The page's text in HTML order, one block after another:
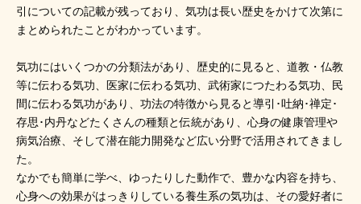
引についての記載が残っており、気功は長い歴史をかけて次第に
まとめられたことがわかっています。
気功にはいくつかの分類法があり、歴史的に見ると、道教・仏教
等に伝わる気功、医家に伝わる気功、武術家につたわる気功、民
間に伝わる気功があり、功法の特徴から見ると導引･吐納･禅定･
存思･内丹などたくさんの種類と伝統があり、心身の健康管理や
病気治療、そして潜在能力開発など広い分野で活用されてきまし
た。
なかでも簡単に学べ、ゆったりした動作で、豊かな内容を持ち、
心身への効果がはっきりしている養生系の気功は、その愛好者に